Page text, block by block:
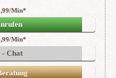
Min*
Min*
- Chat